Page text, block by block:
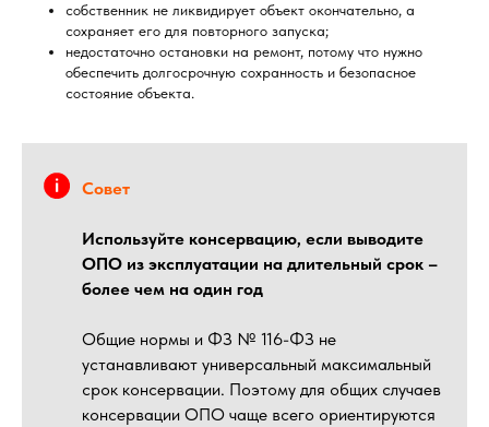
собственник не ликвидирует объект окончательно, а
сохраняет его для повторного запуска;
недостаточно остановки на ремонт, потому что нужно
обеспечить долгосрочную сохранность и безопасное
состояние объекта.
Совет
Используйте консервацию, если выводите
ОПО из эксплуатации на длительный срок –
более чем на один год
Общие нормы и ФЗ № 116-ФЗ не
устанавливают универсальный максимальный
срок консервации. Поэтому для общих случаев
консервации ОПО чаще всего ориентируются